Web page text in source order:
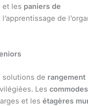
et les paniers de
de
solutions de rangement
Les
et les étagères